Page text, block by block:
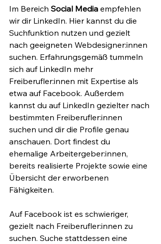
Im Bereich Social Media empfehlen
wir dir LinkedIn. Hier kannst du die
Suchfunktion nutzen und gezielt
nach geeigneten Webdesigner:innen
suchen. Erfahrungsgemäß tummeln
sich auf LinkedIn mehr
Freiberufler:innen mit Expertise als
etwa auf Facebook. Außerdem
kannst du auf LinkedIn gezielter nach
bestimmten Freiberufler:innen
suchen und dir die Profile genau
anschauen. Dort findest du
ehemalige Arbeitergeber:innen,
bereits realisierte Projekte sowie eine
Übersicht der erworbenen
Fähigkeiten.
Auf Facebook ist es schwieriger,
gezielt nach Freiberufler:innen zu
suchen. Suche stattdessen eine